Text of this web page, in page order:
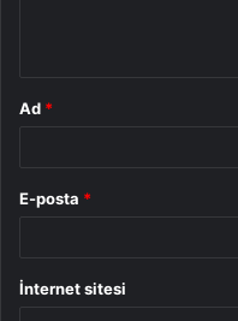
Ad *
E-posta *
İnternet sitesi